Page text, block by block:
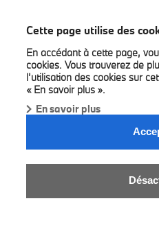
Cette page utilise des
En accédant à cette page,
cookies. Vous trouverez de
l’utilisation des cookies sur
« En savoir plus ».
En savoir plus
THE BMW IX3
Drive 3 years with the BMW iX3
including taxes !